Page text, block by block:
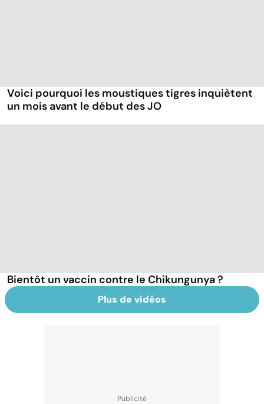
Voici pourquoi les moustiques tigres inquiètent
un mois avant le début des JO
Bientôt un vaccin contre le Chikungunya ?
Plus de vidéos